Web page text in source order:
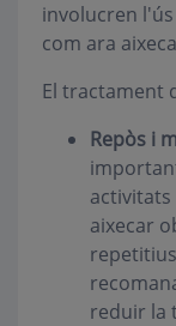
involucren
com ara
El tractament
Repòs i
aixecar
reduir la